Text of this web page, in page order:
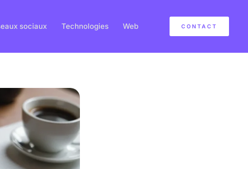
sociaux Technologies Web CONTACT